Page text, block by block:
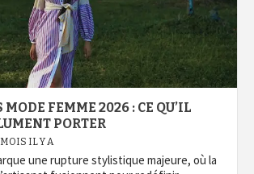
FEMME 2026 : CE QU’IL
PORTER
IL Y A
une rupture stylistique majeure, où la